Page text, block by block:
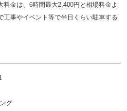
料金は、6時間最大2,400円と相場料金よ
工事やイベント等で半日くらい駐車する
グ